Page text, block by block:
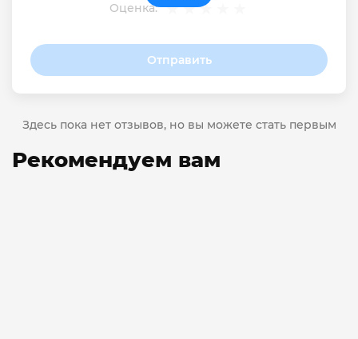
Оценка:
Отправить
Здесь пока нет отзывов, но вы можете стать первым
Рекомендуем вам